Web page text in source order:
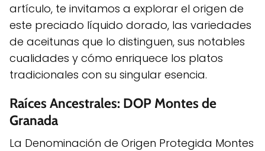
artículo, te invitamos a explorar el origen de
este preciado líquido dorado, las variedades
de aceitunas que lo distinguen, sus notables
cualidades y cómo enriquece los platos
tradicionales con su singular esencia.
Raíces Ancestrales: DOP Montes de
Granada
La Denominación de Origen Protegida Montes